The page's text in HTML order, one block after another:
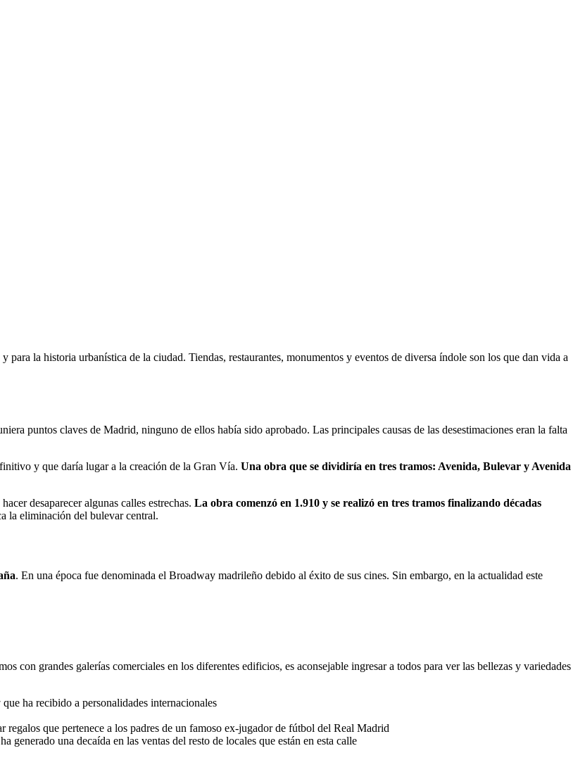
la historia urbanística de la ciudad. Tiendas, restaurantes, monumentos y eventos de diversa índole son los que dan vida a
puntos claves de Madrid, ninguno de ellos había sido aprobado. Las principales causas de las desestimaciones eran la falta
y que daría lugar a la creación de la Gran Vía. Una obra que se dividiría en tres tramos: Avenida, Bulevar y Avenida
desaparecer algunas calles estrechas. La obra comenzó en 1.910 y se realizó en tres tramos finalizando décadas
la eliminación del bulevar central.
. En una época fue denominada el Broadway madrileño debido al éxito de sus cines. Sin embargo, en la actualidad este
con grandes galerías comerciales en los diferentes edificios, es aconsejable ingresar a todos para ver las bellezas y variedades
ha recibido a personalidades internacionales
que pertenece a los padres de un famoso ex-jugador de fútbol del Real Madrid
generado una decaída en las ventas del resto de locales que están en esta calle